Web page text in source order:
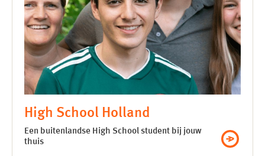
High School Holland
Een buitenlandse High School student bij jouw
thuis